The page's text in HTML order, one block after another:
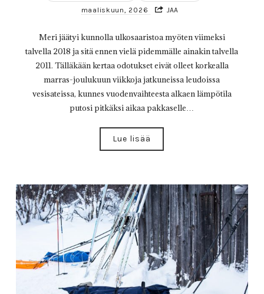
maaliskuun, 2026
JAA
Meri jäätyi kunnolla ulkosaaristoa myöten viimeksi
talvella 2018 ja sitä ennen vielä pidemmälle ainakin talvella
2011. Tälläkään kertaa odotukset eivät olleet korkealla
marras-joulukuun viikkoja jatkuneissa leudoissa
vesisateissa, kunnes vuodenvaihteesta alkaen lämpötila
putosi pitkäksi aikaa pakkaselle…
Lue lisää